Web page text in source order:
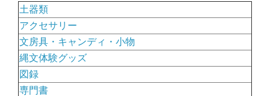
土器類
アクセサリー
文房具・キャンディ・小物
縄文体験グッズ
図録
専門書